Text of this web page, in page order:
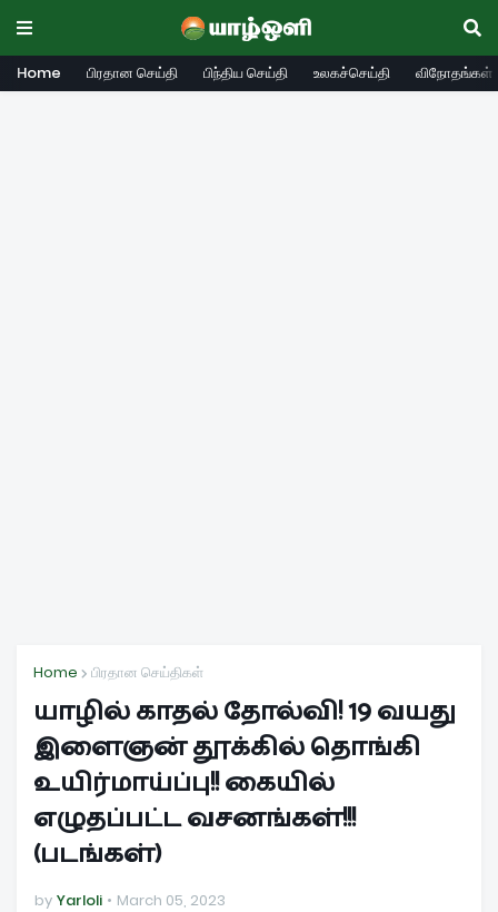
Home பிரதான செய்தி பிந்திய செய்தி உலகச்செய்தி விநோதங்கள்
Home பிரதான செய்திகள்
யாழில் காதல் தோல்வி! 19 வயது
இளைஞன் தூக்கில் தொங்கி
உயிர்மாய்ப்பு!! கையில்
எழுதப்பட்ட வசனங்கள்!!!
(படங்கள்)
by Yarloli March 05, 2023